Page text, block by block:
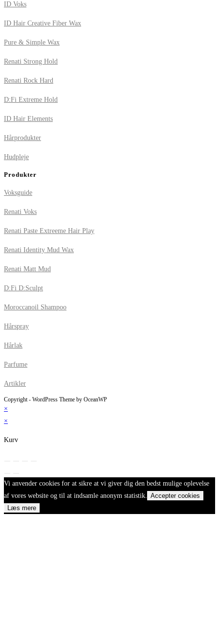
ID Voks
ID Hair Creative Fiber Wax
Pure & Simple Wax
Renati Strong Hold
Renati Rock Hard
D:Fi Extreme Hold
ID Hair Elements
Hårprodukter
Hudpleje
Produkter
Voksguide
Renati Voks
Renati Paste Extreeme Hair Play
Renati Identity Mud Wax
Renati Matt Mud
D:Fi D:Sculpt
Moroccanoil Shampoo
Hårspray
Hårlak
Parfume
Artikler
Copyright - WordPress Theme by OceanWP
×
×
Kurv
Vi anvender cookies for at sikre at vi giver dig den bedst mulige oplevelse
af vores website og til at indsamle anonym statistik.
Accepter cookies
Læs mere